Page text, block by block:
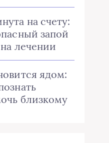
на счету:
запой
лечении
ядом:
близкому